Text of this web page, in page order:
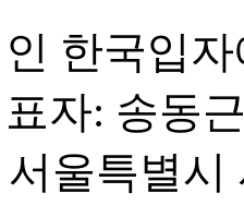
한국입
자: 송동
서울특별